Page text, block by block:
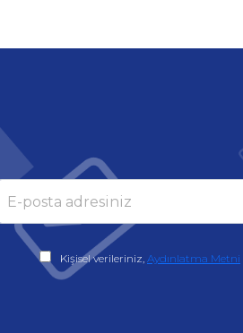
Kişisel verileriniz, Aydınlatma Metni